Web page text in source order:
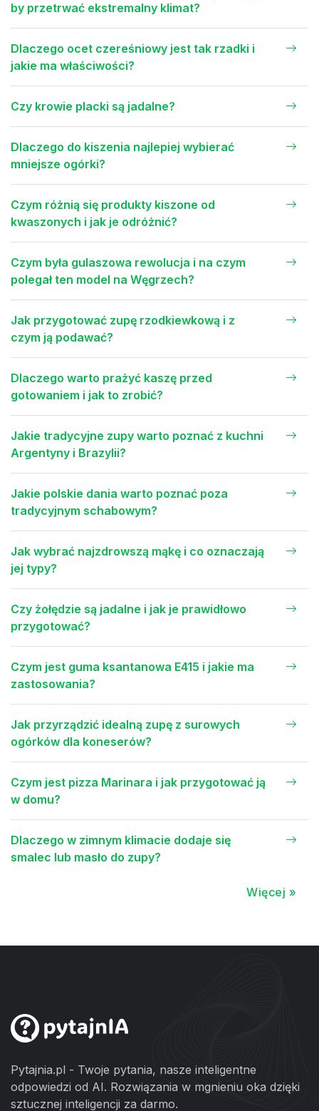
by przetrwać ekstremalny klimat?
Dlaczego ocet czereśniowy jest tak rzadki i
jakie ma właściwości?
Czy krowie placki są jadalne?
Dlaczego do kiszenia najlepiej wybierać
mniejsze ogórki?
Czym różnią się produkty kiszone od
kwaszonych i jak je odróżnić?
Czym była gulaszowa rewolucja i na czym
polegał ten model na Węgrzech?
Jak przygotować zupę rzodkiewkową i z
czym ją podawać?
Dlaczego warto prażyć kaszę przed
gotowaniem i jak to zrobić?
Jakie tradycyjne zupy warto poznać z kuchni
Argentyny i Brazylii?
Jakie polskie dania warto poznać poza
tradycyjnym schabowym?
Jak wybrać najzdrowszą mąkę i co oznaczają
jej typy?
Czy żołędzie są jadalne i jak je prawidłowo
przygotować?
Czym jest guma ksantanowa E415 i jakie ma
zastosowania?
Jak przyrządzić idealną zupę z surowych
ogórków dla koneserów?
Czym jest pizza Marinara i jak przygotować ją
w domu?
Dlaczego w zimnym klimacie dodaje się
smalec lub masło do zupy?
Więcej »
Pytajnia.pl - Twoje pytania, nasze inteligentne
odpowiedzi od AI. Rozwiązania w mgnieniu oka dzięki
sztucznej inteligencji za darmo.